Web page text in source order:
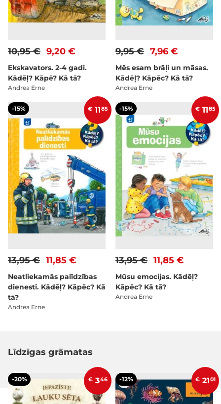
9,20 €
10,95 €
Ekskavators. 2-4 gadi.
Kādēļ? Kāpē? Kā tā?
Andrea Erne
7,96 €
9,95 €
Mēs esam brāļi un māsas.
Kādēļ? Kāpēc? Kā tā?
Andrea Erne
-15% € 1185
11,85 €
13,95 €
Neatliekamās palīdzības
dienesti. Kādēļ? Kāpēc? Kā
tā?
Andrea Erne
-15% € 1185
11,85 €
13,95 €
Mūsu emocijas. Kādēļ?
Kāpēc? Kā tā?
Andrea Erne
Līdzīgas grāmatas
-20% € 346 -12% € 2101